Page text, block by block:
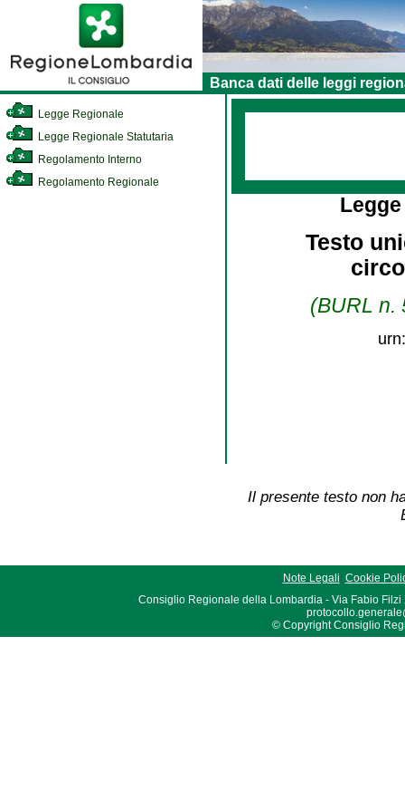
Banca dati delle leggi
Legge Regionale
Legge Regionale Statutaria
Regolamento Interno
Regolamento Regionale
Testo
(BURL n.
Il presente testo non
Note Legali Cookie
Consiglio Regionale della Lombardia - Via Fabio Filzi
© Copyright Consiglio